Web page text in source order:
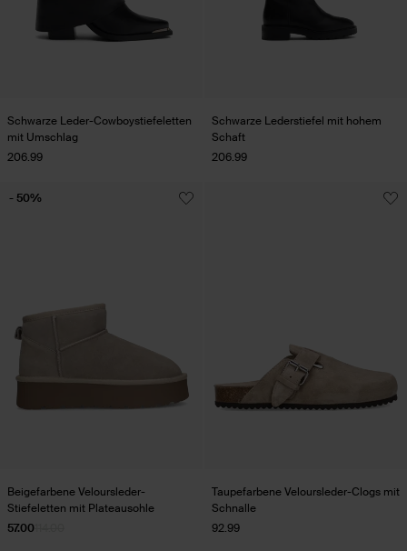
Schwarze Leder-Cowboystiefeletten
mit Umschlag
206.99
Schwarze Lederstiefel mit hohem
Schaft
206.99
Beigefarbene Veloursleder-
Stiefeletten mit Plateausohle
57.00
- 50%
Taupefarbene Veloursleder-Clogs mit
Schnalle
92.99